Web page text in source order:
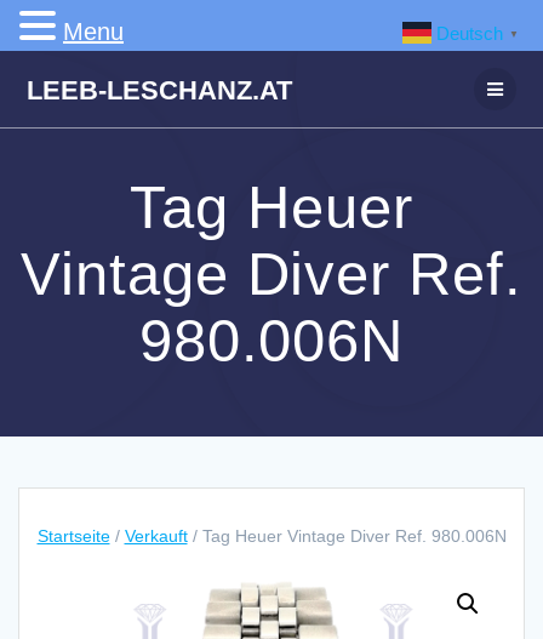
Inhalt
LEEB-LESCHANZ.AT
Tag Heuer
Vintage Diver Ref.
980.006N
Startseite/ Verkauft/ Tag Heuer Vintage Diver Ref. 980.006N
Deutsch ▼
Menu